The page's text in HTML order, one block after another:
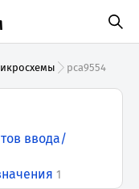
pca9554
ввода/
1